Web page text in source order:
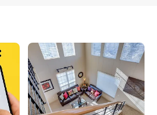
이었고, 분위기 또한
자체가 부족했던 것
바꿔야 하는지’, '어디
이 없었기 때문에 실패
짜 중요한 건 예산의